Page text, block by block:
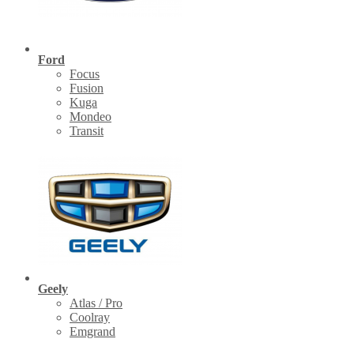
Ford
Focus
Fusion
Kuga
Mondeo
Transit
Geely
Atlas / Pro
Coolray
Emgrand